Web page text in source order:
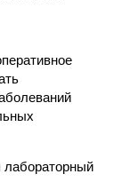
лабораторный